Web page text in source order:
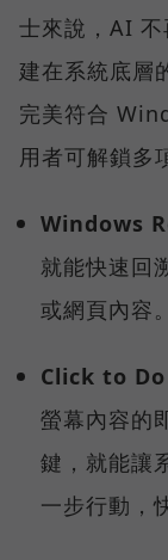
士來說，AI 不
建在系統底
完美符合
用者可解鎖多
Windows
就能快速回
或網頁內容。
Click to Do
螢幕內容的
鍵，就能讓
一步行動，